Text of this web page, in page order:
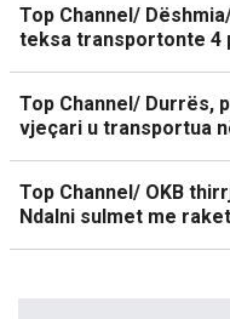
Top Channel/
teksa transportonte 4
Top Channel/ Durrës,
vjeçari u transportua
Top Channel/ OKB
Ndalni sulmet me